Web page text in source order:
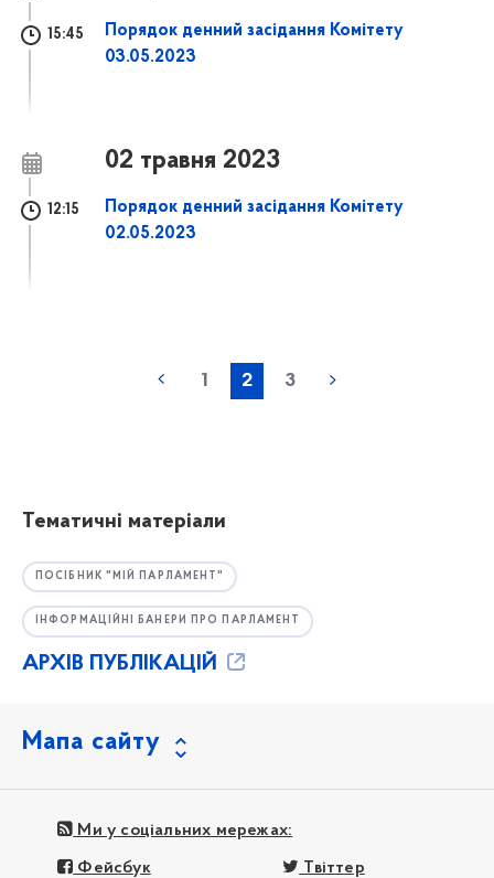
15:45
Порядок денний засідання Комітету
03.05.2023
02 травня 2023
12:15
Порядок денний засідання Комітету
02.05.2023
1 2 3
Тематичні матеріали
ПОСІБНИК "МІЙ ПАРЛАМЕНТ"
ІНФОРМАЦІЙНІ БАНЕРИ ПРО ПАРЛАМЕНТ
АРХІВ ПУБЛІКАЦІЙ
Мапа сайту
Ми у соціальних мережах:
Фейсбук Твіттер